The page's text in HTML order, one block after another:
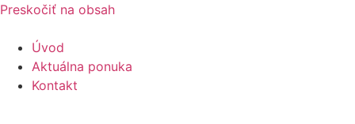
Preskočiť na obsah
Úvod
Aktuálna ponuka
Kontakt